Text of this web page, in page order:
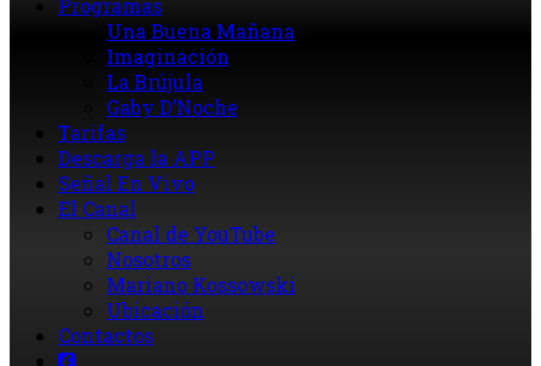
Programas
Una Buena Mañana
Imaginación
La Brújula
Gaby D’Noche
Tarifas
Descarga la APP
Señal En Vivo
El Canal
Canal de YouTube
Nosotros
Mariano Kossowski
Ubicación
Contactos